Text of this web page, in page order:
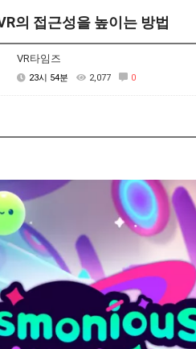
의 접근성을 높이는 방법
VR타임즈
23시 54분 2,077 0